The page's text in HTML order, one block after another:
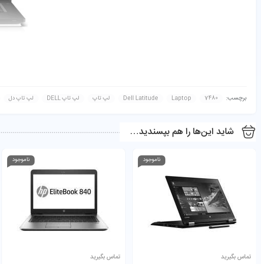
برچسب: 7480
Dell Latitude Laptop لپ تاپ لپ تاپ DELL لپ تاپ دل
شاید این‌ها را هم بپسندید…
ناموجود
تماس بگیرید
ناموجود
تماس بگیرید